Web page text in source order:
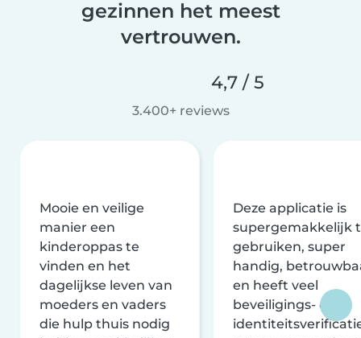
gezinnen het meest
vertrouwen.
4,7 / 5
3.400+ reviews
Mooie en veilige
manier een
kinderoppas te
vinden en het
dagelijkse leven van
moeders en vaders
die hulp thuis nodig
Deze applicatie is
supergemakkelijk
gebruiken, super
handig,
en heeft veel
beveiligings- en